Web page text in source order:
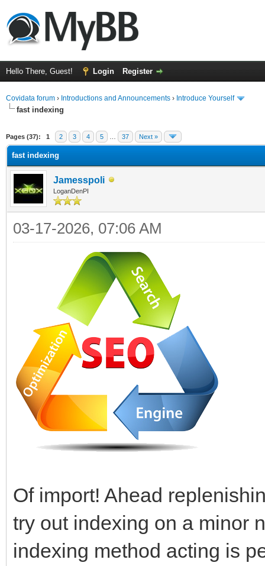
Hello There, Guest! Login Register
Covidata forum › Introductions and Announcements › Introduce Yourself
fast indexing
Pages (37): 1 2 3 4 5 37 Next »
fast indexing
Jamesspoli
LoganDenPI
03-17-2026, 07:06 AM
Of import! Ahead
try out indexing on a minor
indexing method acting is